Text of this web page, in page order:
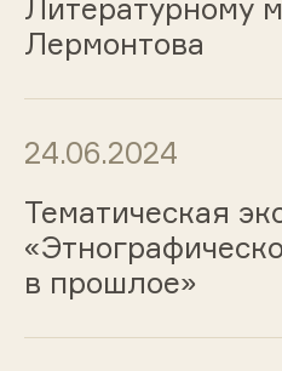
Литературному
Лермонтова
24.06.2024
Тематическая
в прошлое»